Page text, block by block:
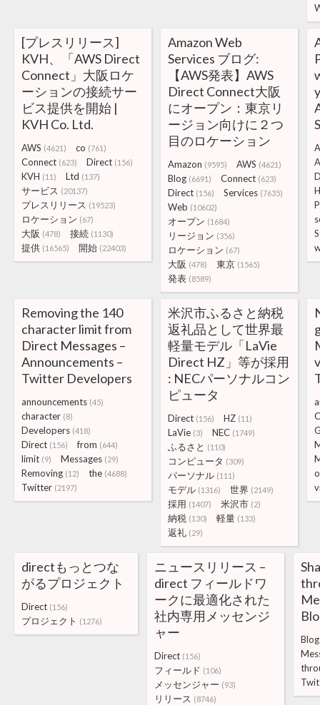
[プレスリリース]
KVH、「AWS Direct
Connect」大阪ロケ
ーションの接続サー
ビス提供を開始 |
KVH Co. Ltd.
AWS (4621) co (761)
Connect (623) Direct (156)
KVH (11) Ltd (137)
サービス (20137)
プレスリリース (19523)
ロケーション (67)
大阪 (478) 接続 (1130)
提供 (16565) 開始 (22403)
Amazon Web
Services ブログ:
【AWS発表】AWS
Direct Connect大阪
にオープン：東京リ
ージョン向けに２つ
目のロケーション
Amazon (9595) AWS (4621)
Blog (6691) Connect (623)
Direct (156) Services (7635)
Web (10602)
オープン (1684)
リージョン (356)
ロケーション (67)
大阪 (478) 東京 (1565)
発表 (8589)
Removing the 140
character limit from
Direct Messages –
Announcements –
Twitter Developers
announcements (45)
character (8)
Developers (418)
Direct (156) from (644)
limit (9) Messages (29)
Removing (12) the (4688)
Twitter (2197)
米沢市ふるさと納税
返礼品として世界最
軽量モデル「LaVie
Direct HZ」等が採用
: NECパーソナルコン
ピュータ
Direct (156) HZ (11)
LaVie (3) NEC (1749)
ふるさと (110)
コンピュータ (309)
パーソナル (111)
モデル (1316) 世界 (2149)
採用 (1407) 米沢市 (2)
納税 (130) 軽量 (133)
返礼 (29)
directもっとつな
がるプロジェクト
Direct (156)
プロジェクト (1276)
ニュースリリース –
direct フィールドワ
ークに最適化された
社内専用メッセンジ
ャー
Direct (156)
フィールド (106)
メッセンジャー (93)
リリース (8746)